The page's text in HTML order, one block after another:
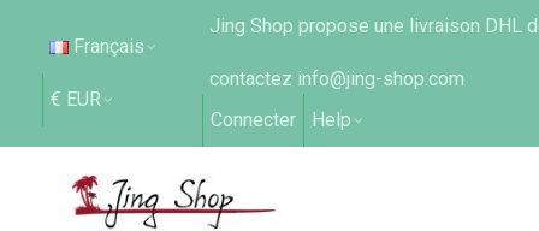
Français
€ EUR
Jing Shop propose une livraison DHL
contactez info@jing-shop.com
Connecter
Help